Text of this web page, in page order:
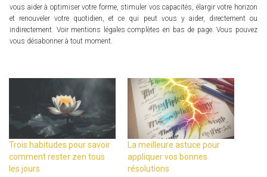
vous aider à optimiser votre forme, stimuler vos capacités, élargir votre horizon
et renouveler votre quotidien, et ce qui peut vous y aider, directement ou
indirectement. Voir mentions légales complètes en bas de page. Vous pouvez
vous désabonner à tout moment.
Trois habitudes pour savoir
comment rester zen tous
les jours
La meilleure astuce pour
appliquer vos bonnes
résolutions